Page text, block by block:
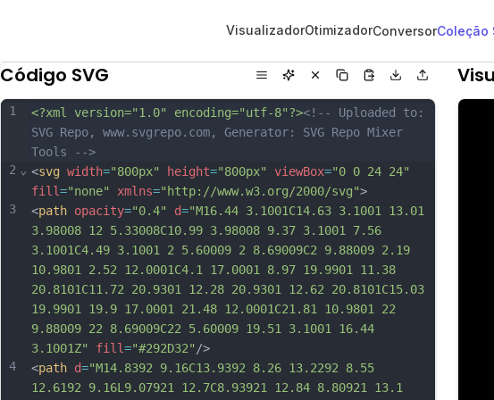
VisualizadorOtimizadorConversorColeção
Código SVG
1
2
3
4
⌄
<?xml version="1.0" encoding="utf-8"?><!-- Uploaded to:
SVG Repo, www.svgrepo.com, Generator: SVG Repo Mixer
Tools -->
<svg width="800px" height="800px" viewBox="0 0 24 24"
fill="none" xmlns="http://www.w3.org/2000/svg">
<path opacity="0.4" d="M16.44 3.1001C14.63 3.1001 13.01
3.98008 12 5.33008C10.99 3.98008 9.37 3.1001 7.56
3.1001C4.49 3.1001 2 5.60009 2 8.69009C2 9.88009 2.19
10.9801 2.52 12.0001C4.1 17.0001 8.97 19.9901 11.38
20.8101C11.72 20.9301 12.28 20.9301 12.62 20.8101C15.03
19.9901 19.9 17.0001 21.48 12.0001C21.81 10.9801 22
9.88009 22 8.69009C22 5.60009 19.51 3.1001 16.44
3.1001Z"
fill="#292D32" />
<path d="M14.8392 9.16C13.9392 8.26 13.2292 8.55
12.6192 9.16L9.07921 12.7C8.93921 12.84 8.80921 13.1